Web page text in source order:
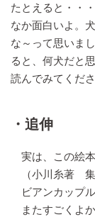
たとえると・・
なか面白いよ。
な～って思いま
ると、何犬だと
読んでみてくださ
・追伸
実は、この絵
（小川糸著
ビアンカップ
またすごくよ